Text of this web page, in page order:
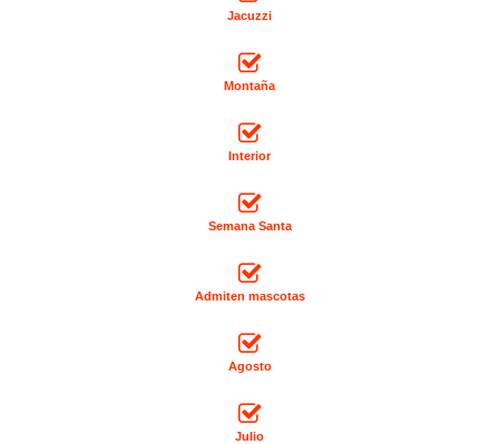
Jacuzzi
Montaña
Interior
Semana Santa
Admiten mascotas
Agosto
Julio